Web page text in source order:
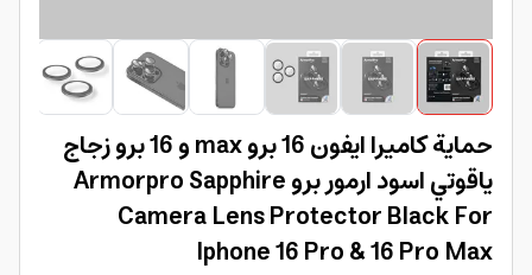
حماية كاميرا ايفون 16 برو max و 16 برو زجاج
ياقوتي اسود ارمور برو Armorpro Sapphire
Camera Lens Protector Black For
Iphone 16 Pro & 16 Pro Max